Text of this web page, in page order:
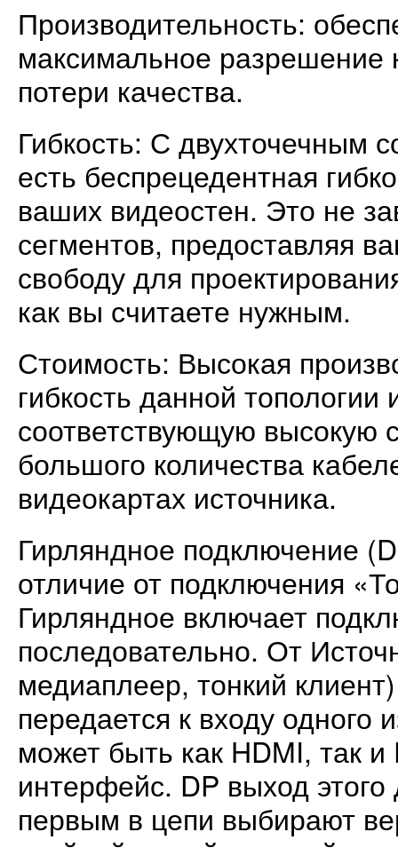
Производительность:
максимальное разрешение
потери качества.
Гибкость: С двухточечным
есть беспрецедентная
ваших видеостен. Это не
сегментов, предоставляя
свободу для
как вы считаете нужным.
Стоимость: Высокая
гибкость данной топологии
соответствующую высокую
большого количества
видеокартах источника.
Гирляндное подключение
отличие от подключения
Гирляндное включает
последовательно. От
медиаплеер, тонкий
передается к входу одного
может быть как HDMI, так
интерфейс. DP выход
первым в цепи выбирают